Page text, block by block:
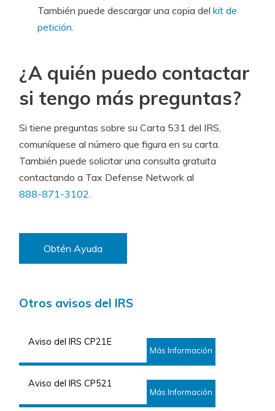
También puede descargar una copia delkit de
petición.
¿A quién puedo contactar
si tengo más preguntas?
Si tiene preguntas sobre su Carta 531 del IRS,
comuníquese al número que figura en su carta.
También puede solicitar una consulta gratuita
contactando a Tax Defense Network al
888-871-3102.
Obtén Ayuda
Otros avisos del IRS
Aviso del IRS CP21E
Más Información
Aviso del IRS CP521
Más Información